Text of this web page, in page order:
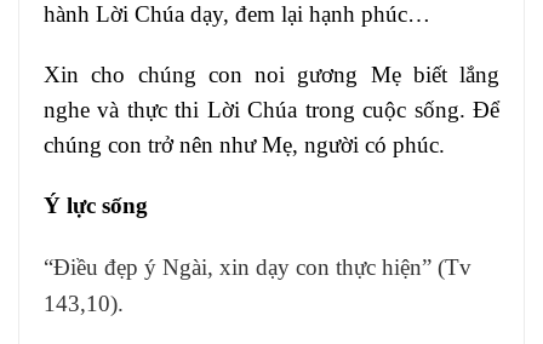
hành Lời Chúa dạy, đem lại hạnh phúc…
Xin cho chúng con noi gương Mẹ biết lắng
nghe và thực thi Lời Chúa trong cuộc sống. Ðể
chúng con trở nên như Mẹ, người có phúc.
Ý lực sống
“Điều đẹp ý Ngài, xin dạy con thực hiện” (Tv
143,10).